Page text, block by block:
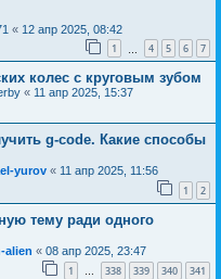
« 12 апр 2025, 08:42
1 4 5 6 7
колес с круговым зубом
« 11 апр 2025, 15:37
g-code. Какие способы
yurov « 11 апр 2025, 11:56
1 2
тему ради одного
alien « 08 апр 2025, 23:47
1 … 338 339 340 341